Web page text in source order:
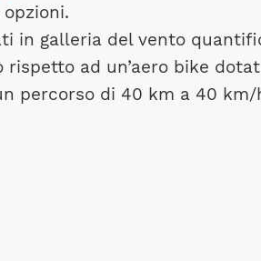
in galleria del vento
ad un’aero bike
percorso di 40 km a 40 km/